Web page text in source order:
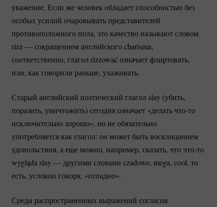
уважение. Если же человек обладает способностью без
особых усилий очаровывать представителей
противоположного пола, это качество называют словом
rizz — сокращением английского charisma;
соответственно, глагол rizzować означает флиртовать,
или, как говорили раньше, ухаживать.
Старый английский поэтический глагол slay (убить,
поразить, уничтожить) сегодня означает «делатьчто-то
исключительно хорошо», но не обязательно
употребляется как глагол: он может быть восклицанием
удовольствия, а еще можно, например, сказать, чточто-то
wygląda slay — другими словами czadowo, mega, cool, то
есть, условно говоря, «отпадно».
Среди распространенных выражений согласия